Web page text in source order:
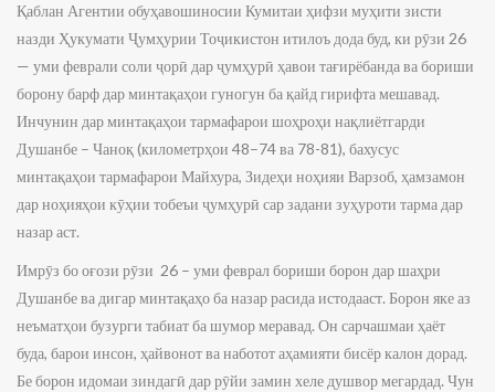
Қаблан Агентии обуҳавошиносии Кумитаи ҳифзи муҳити зисти
назди Ҳукумати Ҷумҳурии Тоҷикистон итилоъ дода буд, ки рӯзи 26
— уми феврали соли ҷорӣ дар ҷумҳурӣ ҳавои тағирёбанда ва бориши
борону барф дар минтақаҳои гуногун ба қайд гирифта мешавад.
Инчунин дар минтақаҳои тармафарои шоҳроҳи нақлиётгарди
Душанбе – Чаноқ (километрҳои 48–74 ва 78-81), бахусус
минтақаҳои тармафарои Майхура, Зидеҳи ноҳияи Варзоб, ҳамзамон
дар ноҳияҳои кӯҳии тобеъи ҷумҳурӣ сар задани зуҳуроти тарма дар
назар аст.
Имрӯз бо оғози рӯзи 26 – уми феврал бориши борон дар шаҳри
Душанбе ва дигар минтақаҳо ба назар расида истодааст. Борон яке аз
неъматҳои бузурги табиат ба шумор меравад. Он сарчашмаи ҳаёт
буда, барои инсон, ҳайвонот ва наботот аҳамияти бисёр калон дорад.
Бе борон идомаи зиндагӣ дар рӯйи замин хеле душвор мегардад. Чун